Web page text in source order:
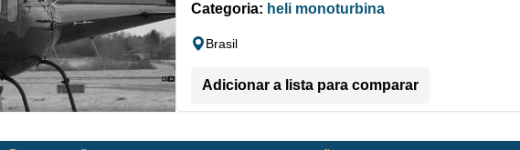
Categoria: heli monoturbina
Brasil
Adicionar a lista para comparar